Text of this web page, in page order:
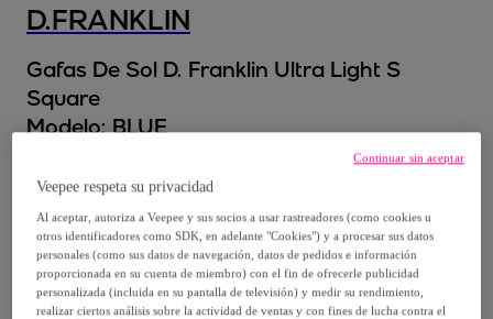
D.FRANKLIN
Gafas De Sol D. Franklin Ultra Light S
Square
Modelo: BLUE
34,99 €
49,99 €
-30%
Vendido porD.Franklin
Veepee respeta su privacidad
Al aceptar, autoriza a Veepee y sus socios a usar rastreadores (como cookies u
otros identificadores como SDK, en adelante "Cookies") y a procesar sus datos
personales (como sus datos de navegación, datos de pedidos e información
proporcionada en su cuenta de miembro) con el fin de ofrecerle publicidad
personalizada (incluida en su pantalla de televisión) y medir su rendimiento,
realizar ciertos análisis sobre la actividad de ventas y con fines de lucha contra el
Continuar sin aceptar